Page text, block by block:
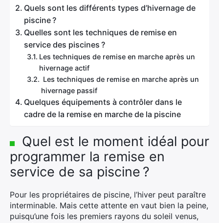
Quels sont les différents types d’hivernage de
piscine ?
Quelles sont les techniques de remise en
service des piscines ?
Les techniques de remise en marche après un
hivernage actif
Les techniques de remise en marche après un
hivernage passif
Quelques équipements à contrôler dans le
cadre de la remise en marche de la piscine
Quel est le moment idéal pour
programmer la remise en
service de sa piscine ?
Pour les propriétaires de piscine, l’hiver peut paraître
interminable. Mais cette attente en vaut bien la peine,
puisqu’une fois les premiers rayons du soleil venus,